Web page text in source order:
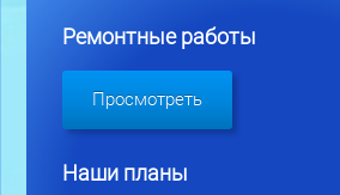
Ремонтные работы
Просмотреть
Наши планы